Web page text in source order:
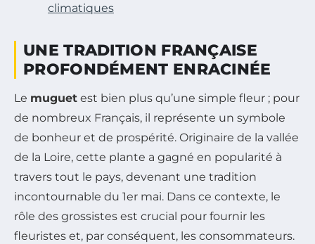
climatiques
UNE TRADITION FRANÇAISE
PROFONDÉMENT ENRACINÉE
Le muguet est bien plus qu’une simple fleur ; pour
de nombreux Français, il représente un symbole
de bonheur et de prospérité. Originaire de la vallée
de la Loire, cette plante a gagné en popularité à
travers tout le pays, devenant une tradition
incontournable du 1er mai. Dans ce contexte, le
rôle des grossistes est crucial pour fournir les
fleuristes et, par conséquent, les consommateurs.